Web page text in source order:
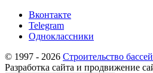
Вконтакте
Telegram
Одноклассники
© 1997 - 2026 Строительство
Разработка сайта и продвижение